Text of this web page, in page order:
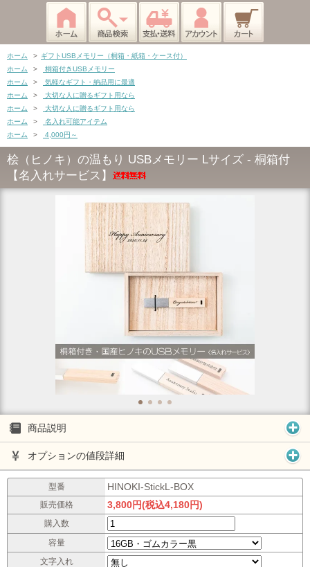
ホーム > ギフトUSBメモリー（桐箱・紙箱・ケース付）
ホーム
>
桐箱付きUSBメモリー
ホーム
>
気軽なギフト・納品用に最適
ホーム
>
大切な人に贈るギフト用なら
ホーム
>
大切な人に贈るギフト用なら
ホーム
>
名入れ可能アイテム
ホーム
> 4,000円～
桧（ヒノキ）の温もり USBメモリー Lサイズ - 桐箱付
【名入れサービス】
商品説明
オプションの値段詳細
型番 HINOKI-StickL-BOX
販売価格 3,800円(税込4,180円)
購入数
容量
文字入れ